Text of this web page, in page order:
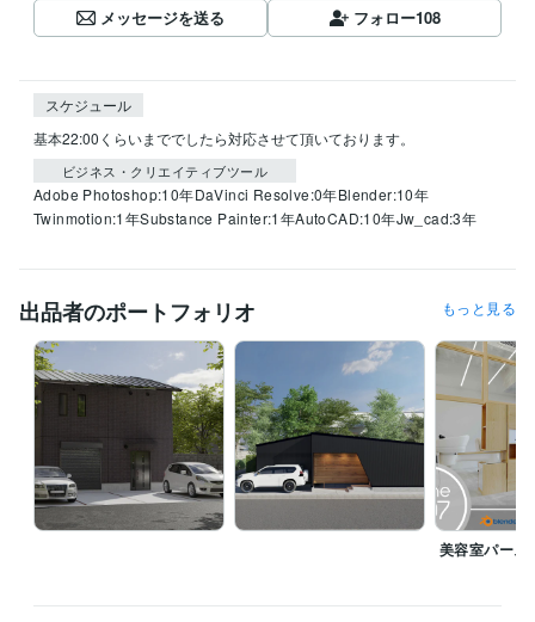
メッセージを送る
フォロー108
スケジュール
基本22:00くらいまででしたら対応させて頂いております。
ビジネス・クリエイティブツール
Adobe Photoshop:10年DaVinci Resolve:0年Blender:10年
Twinmotion:1年Substance Painter:1年AutoCAD:10年Jw_cad:3年
出品者のポートフォリオ もっと見る
美容室パース